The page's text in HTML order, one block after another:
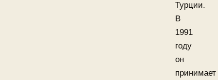
Турции.
В
1991
году
он
принимает